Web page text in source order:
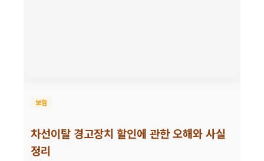
보험
차선이탈 경고장치 할인에 관한 오해와 사실
정리